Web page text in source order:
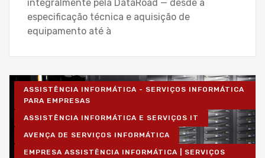
integralmente pela DataRoad — desde a
especificação técnica e aquisição de
equipamento até à
ASSISTÊNCIA INFORMÁTICA - SERVIÇOS INFORMÁTICA
PARA EMPRESAS
ASSISTÊNCIA INFORMÁTICA E SERVIÇOS IT
AVENÇA DE SERVIÇOS INFORMÁTICA
EMPRESA ASSISTÊNCIA INFORMÁTICA | SERVIÇOS